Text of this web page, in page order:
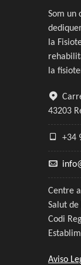
Som un
la
la
43203
+34
Centre
Salut
Codi
Aviso